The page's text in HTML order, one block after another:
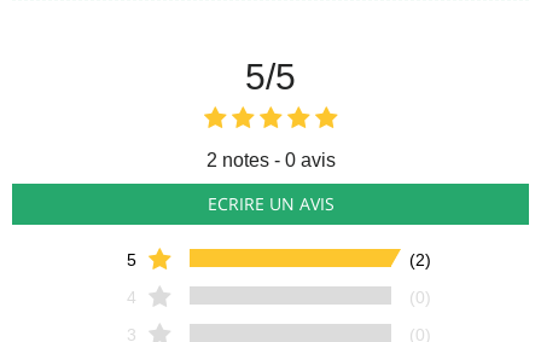
5/5
2 notes - 0 avis
ECRIRE UN AVIS
5
(2)
4
(0)
3
(0)